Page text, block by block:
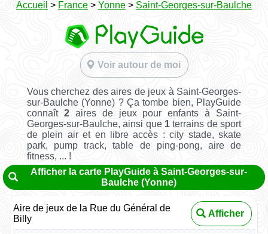
Accueil > France > Yonne > Saint-Georges-sur-Baulche
Voir autour de moi
Vous cherchez des aires de jeux à Saint-Georges-
sur-Baulche (Yonne) ? Ça tombe bien, PlayGuide
connaît 2aires de jeux pour enfants à Saint-
Georges-sur-Baulche, ainsi que 1 terrains de sport
de plein air et en libre accès : city stade, skate
park, pump track, table de ping-pong, aire de
fitness, ... !
Afficher la carte PlayGuide à Saint-Georges-sur-
Baulche (Yonne)
Aire de jeux de la Rue du Général de
Billy
Afficher